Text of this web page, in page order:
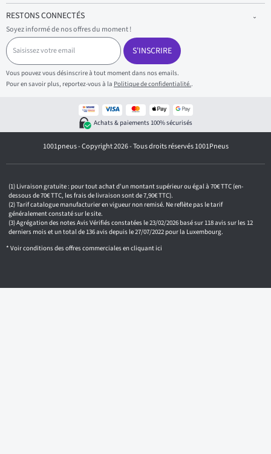
RESTONS CONNECTÉS
Soyez informé de nos offres du moment !
S
a
i
s
i
s
e
m
a
S'INSCRIRE
Vous pouvez vous désinscrire à tout moment dans nos emails.
Pour en savoir plus, reportez-vous à la Politique de confidentialité..
Achats & paiements 100% sécurisés
1001pneus - Copyright 2026 - Tous droits réservés 1001Pneus
Livraison gratuite : pour tout achat d'un montant supérieur ou égal à 70€ TTC (en-
dessous de 70€ TTC, les frais de livraison sont de 7,90€ TTC).
Tarif catalogue manufacturier en vigueur non remisé. Ne reflète pas le tarif
généralement constaté sur le site.
Agrégation des notes Avis Vérifiés constatées le 23/02/2026 basé sur 118 avis sur les 12
derniers mois et un total de 136 avis depuis le 27/07/2022 pour la Luxembourg.
* Voir conditions des offres commerciales encliquant ici